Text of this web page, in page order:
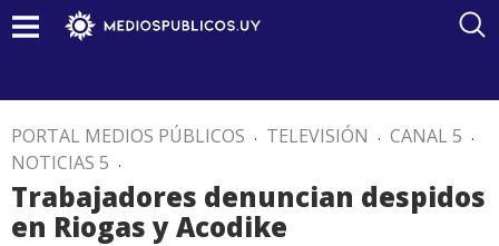
PORTAL MEDIOS PÚBLICOS . TELEVISIÓN . CANAL 5 .
NOTICIAS 5 .
Trabajadores denuncian despidos
en Riogas y Acodike